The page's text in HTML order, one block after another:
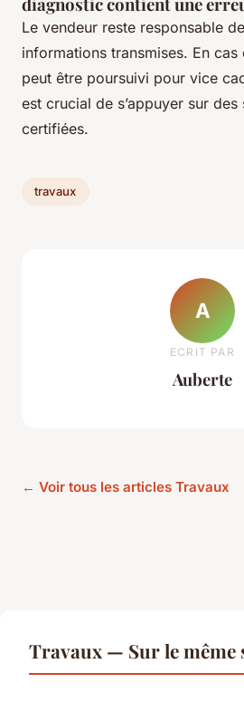
Le vendeur reste responsable
informations transmises. En cas
peut être poursuivi pour vice
est crucial de s’appuyer sur
certifiées.
travaux
A
ECRIT PAR
Auberte
← Voir tous les articles Travaux
Travaux — Sur le même